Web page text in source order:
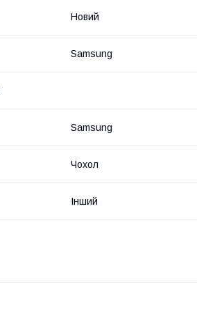
Новий
Samsung
Samsung
Чохол
Інший